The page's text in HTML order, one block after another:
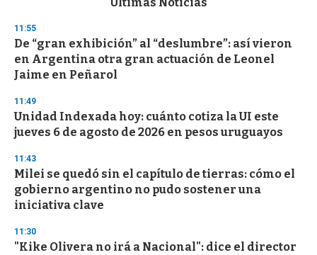
d
s
o
f
3
s
e
c
o
d
s
Últimas Noticias
11:55
De “gran exhibición” al “deslumbre”: así vieron
en Argentina otra gran actuación de Leonel
Jaime en Peñarol
11:49
Unidad Indexada hoy: cuánto cotiza la UI este
jueves 6 de agosto de 2026 en pesos uruguayos
11:43
Milei se quedó sin el capítulo de tierras: cómo el
gobierno argentino no pudo sostener una
iniciativa clave
11:30
"Kike Olivera no irá a Nacional": dice el director